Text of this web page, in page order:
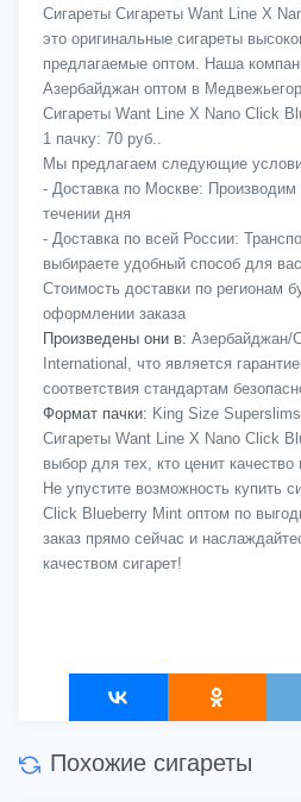
Сигареты Сигареты Want Line X
это оригинальные сигареты
предлагаемые оптом. Наша
Азербайджан оптом в
Сигареты Want Line X Nano Click
1 пачку: 70 руб..
Мы предлагаем следующие
- Доставка по Москве:
течении дня
- Доставка по всей России:
выбираете удобный способ для
Стоимость доставки по регионам
оформлении заказа
Произведены они в: Азербайджан/
International, что является
соответствия стандартам
Формат пачки: King Size
Сигареты Want Line X Nano Click
выбор для тех, кто ценит
Не упустите возможность купить
Click Blueberry Mint оптом по
заказ прямо сейчас и
качеством сигарет!
Похожие сигареты